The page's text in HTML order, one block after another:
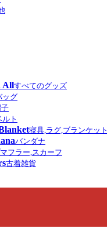
Allすべてのグッズ
ッグ
ルト
寝具,ラグ,ブランケット
バンダナ
マフラー,スカーフ
古着雑貨